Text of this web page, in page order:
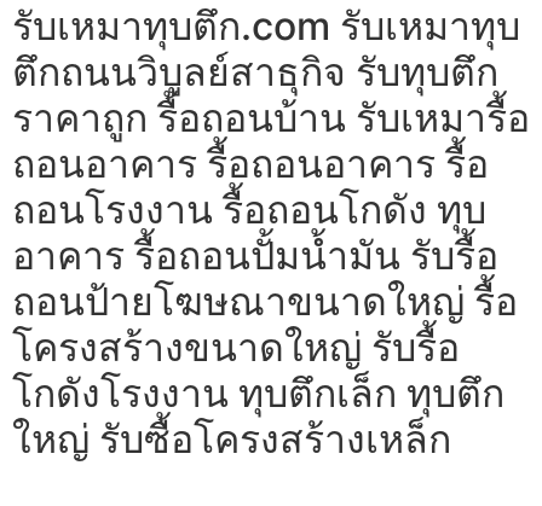
รับเหมาทุบตึก.com รับเหมาทุบ
ตึกถนนวิบูลย์สาธุกิจ รับทุบตึก
ราคาถูก รื้อถอนบ้าน รับเหมารื้อ
ถอนอาคาร รื้อถอนอาคาร รื้อ
ถอนโรงงาน รื้อถอนโกดัง ทุบ
อาคาร รื้อถอนปั้มน้ำมัน รับรื้อ
ถอนป้ายโฆษณาขนาดใหญ่ รื้อ
โครงสร้างขนาดใหญ่ รับรื้อ
โกดังโรงงาน ทุบตึกเล็ก ทุบตึก
ใหญ่ รับซื้อโครงสร้างเหล็ก